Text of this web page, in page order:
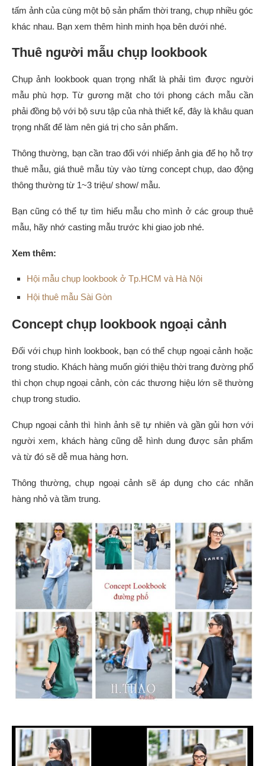
tấm ảnh của cùng một bộ sản phẩm thời trang, chụp nhiều góc
khác nhau. Bạn xem thêm hình minh họa bên dưới nhé.
Thuê người mẫu chụp lookbook
Chụp ảnh lookbook quan trọng nhất là phải tìm được người
mẫu phù hợp. Từ gương mặt cho tới phong cách mẫu cần
phải đồng bộ với bộ sưu tập của nhà thiết kế, đây là khâu quan
trọng nhất để làm nên giá trị cho sản phẩm.
Thông thường, bạn cần trao đổi với nhiếp ảnh gia để họ hỗ trợ
thuê mẫu, giá thuê mẫu tùy vào từng concept chụp, dao động
thông thường từ 1~3 triệu/ show/ mẫu.
Bạn cũng có thể tự tìm hiểu mẫu cho mình ở các group thuê
mẫu, hãy nhớ casting mẫu trước khi giao job nhé.
Xem thêm:
Hội mẫu chụp lookbook ở Tp.HCM và Hà Nội
Hội thuê mẫu Sài Gòn
Concept chụp lookbook ngoại cảnh
Đối với chụp hình lookbook, bạn có thể chụp ngoại cảnh hoặc
trong studio. Khách hàng muốn giới thiệu thời trang đường phố
thì chọn chụp ngoại cảnh, còn các thương hiệu lớn sẽ thường
chụp trong studio.
Chụp ngoại cảnh thì hình ảnh sẽ tự nhiên và gần gủi hơn với
người xem, khách hàng cũng dễ hình dung được sản phẩm
và từ đó sẽ dễ mua hàng hơn.
Thông thường, chụp ngoại cảnh sẽ áp dụng cho các nhãn
hàng nhỏ và tầm trung.